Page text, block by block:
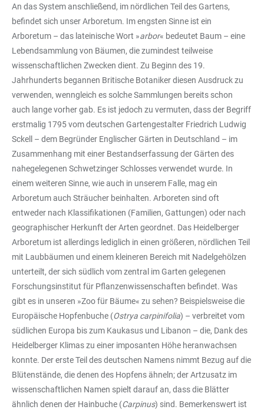
An das System anschließend, im nördlichen Teil des Gartens,
befindet sich unser Arboretum. Im engsten Sinne ist ein
Arboretum – das lateinische Wort »arbor« bedeutet Baum – eine
Lebendsammlung von Bäumen, die zumindest teilweise
wissenschaftlichen Zwecken dient. Zu Beginn des 19.
Jahrhunderts begannen Britische Botaniker diesen Ausdruck zu
verwenden, wenngleich es solche Sammlungen bereits schon
auch lange vorher gab. Es ist jedoch zu vermuten, dass der Begriff
erstmalig 1795 vom deutschen Gartengestalter Friedrich Ludwig
Sckell – dem Begründer Englischer Gärten in Deutschland – im
Zusammenhang mit einer Bestandserfassung der Gärten des
nahegelegenen Schwetzinger Schlosses verwendet wurde. In
einem weiteren Sinne, wie auch in unserem Falle, mag ein
Arboretum auch Sträucher beinhalten. Arboreten sind oft
entweder nach Klassifikationen (Familien, Gattungen) oder nach
geographischer Herkunft der Arten geordnet. Das Heidelberger
Arboretum ist allerdings lediglich in einen größeren, nördlichen Teil
mit Laubbäumen und einem kleineren Bereich mit Nadelgehölzen
unterteilt, der sich südlich vom zentral im Garten gelegenen
Forschungsinstitut für Pflanzenwissenschaften befindet. Was
gibt es in unseren »Zoo für Bäume« zu sehen? Beispielsweise die
Europäische Hopfenbuche (Ostrya carpinifolia) – verbreitet vom
südlichen Europa bis zum Kaukasus und Libanon – die, Dank des
Heidelberger Klimas zu einer imposanten Höhe heranwachsen
konnte. Der erste Teil des deutschen Namens nimmt Bezug auf die
Blütenstände, die denen des Hopfens ähneln; der Artzusatz im
wissenschaftlichen Namen spielt darauf an, dass die Blätter
ähnlich denen der Hainbuche (Carpinus) sind. Bemerkenswert ist